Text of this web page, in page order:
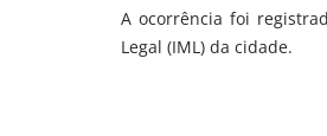
A ocorrência foi
Legal (IML) da cidade.